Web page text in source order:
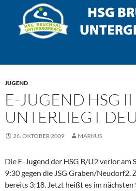
springen
JUGEND
E-JUGEND HSG II
UNTERLIEGT
26. OKTOBER 2009 MARKUS
Die E-Jugend der HSG B/U2 verlor am
9:30 gegen die JSG Graben/Neudorf2.
bereits 3:18. Jetzt heißt es im nächsten